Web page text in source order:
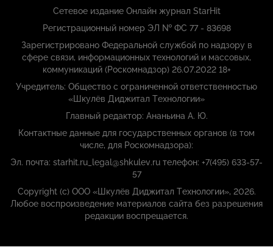
Сетевое издание Онлайн журнал StarHit
Регистрационный номер ЭЛ № ФС 77 - 83698
Зарегистрировано Федеральной службой по надзору в
сфере связи, информационных технологий и массовых,
коммуникаций (Роскомнадзор) 26.07.2022 18+
Учредитель: Общество с ограниченной ответственностью
«Шкулёв Диджитал Технологии»
Главный редактор: Ананьина А. Ю.
Контактные данные для государственных органов (в том
числе, для Роскомнадзора):
Эл. почта: starhit.ru_legal@shkulev.ru телефон: +7(495) 633-57-
57
Copyright (с) ООО «Шкулёв Диджитал Технологии», 2026.
Любое воспроизведение материалов сайта без разрешения
редакции воспрещается.